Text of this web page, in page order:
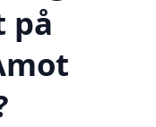
på